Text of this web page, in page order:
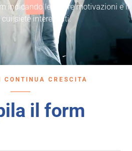
indicando le vostre motivazioni e il
cui siete interessati.
CRESCITA
il form